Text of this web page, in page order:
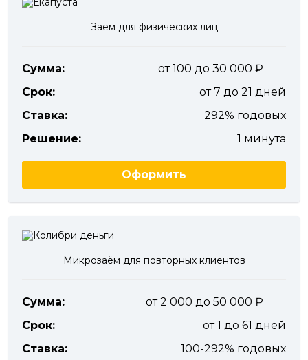
Заём для физических лиц
Сумма:
от 100 до 30 000
Срок:
от 7 до 21 дней
Ставка:
292% годовых
Решение:
1 минута
Оформить
Микрозаём для повторных клиентов
Сумма:
от 2 000 до 50 000
Срок:
от 1 до 61 дней
Ставка:
100-292% годовых